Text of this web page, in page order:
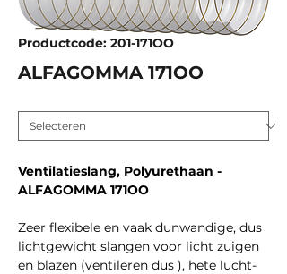
Productcode: 201-171OO
ALFAGOMMA 171OO
Ventilatieslang, Polyurethaan -
ALFAGOMMA 171OO
Zeer flexibele en vaak dunwandige, dus
lichtgewicht slangen voor licht zuigen
en blazen (ventileren dus ), hete lucht-